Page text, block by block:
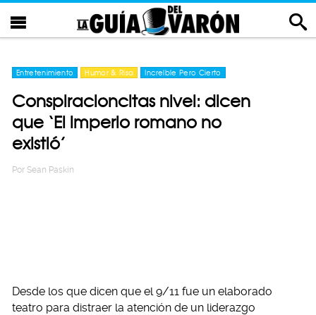
Entretenimiento Humor & Risa Increíble Pero Cierto
Conspiracioncitas nivel: dicen
que ‘El imperio romano no
existió’
Por Sean Paskin
Desde los que dicen que el 9/11 fue un elaborado
teatro para distraer la atención de un liderazgo